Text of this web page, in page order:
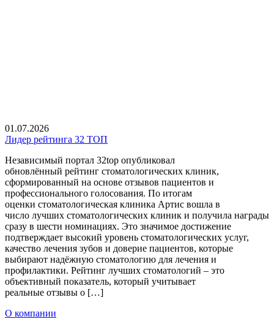
01.07.2026
Лидер рейтинга 32 ТОП
Независимый портал 32top опубликовал
обновлённый рейтинг стоматологических клиник,
сформированный на основе отзывов пациентов и
профессионального голосования. По итогам
оценки стоматологическая клиника Артис вошла в
число лучших стоматологических клиник и получила награды
сразу в шести номинациях. Это значимое достижение
подтверждает высокий уровень стоматологических услуг,
качество лечения зубов и доверие пациентов, которые
выбирают надёжную стоматологию для лечения и
профилактики. Рейтинг лучших стоматологий – это
объективный показатель, который учитывает
реальные отзывы о […]
О компании